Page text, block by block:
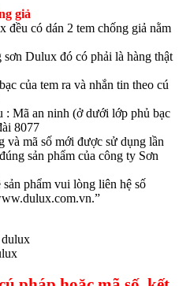
giả
đều có dán 2 tem chống giả nằm
Dulux đó có phải là hàng thật
của tem ra và nhắn tin theo cú
: Mã an ninh (ở dưới lớp phủ bạc
8077
và mã số mới được sử dụng lần
sản phẩm của công ty Sơn
phẩm vui lòng liên hệ số